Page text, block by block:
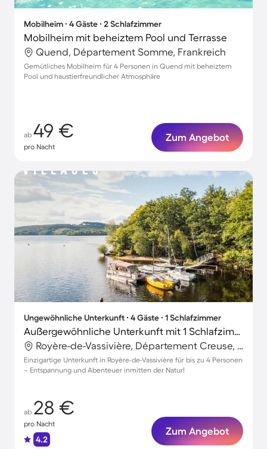
Mobilheim ∙ 4 Gäste ∙ 2 Schlafzimmer
Mobilheim mit beheiztem Pool und Terrasse
Quend, Département Somme, Frankreich
Gemütliches Mobilheim für 4 Personen in Quend mit beheiztem
Pool und haustierfreundlicher Atmosphäre
ab 49 €
pro Nacht
Zum Angebot
Ungewöhnliche Unterkunft ∙ 4 Gäste ∙ 1 Schlafzimmer
Außergewöhnliche Unterkunft mit 1 Schlafzimmer für 4 Personen
Royère-de-Vassivière, Département Creuse, Frankreich
Einzigartige Unterkunft in Royère-de-Vassivière für bis zu 4 Personen
– Entspannung und Abenteuer inmitten der Natur!
ab 28 €
pro Nacht
4.2
Zum Angebot